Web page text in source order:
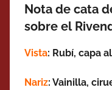
Nota de cata
sobre el
Vista: Rubí, capa
Nariz: Vainilla,